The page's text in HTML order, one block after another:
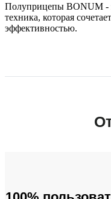
Полуприцепы BONUM -
техника, которая
эффективностью.